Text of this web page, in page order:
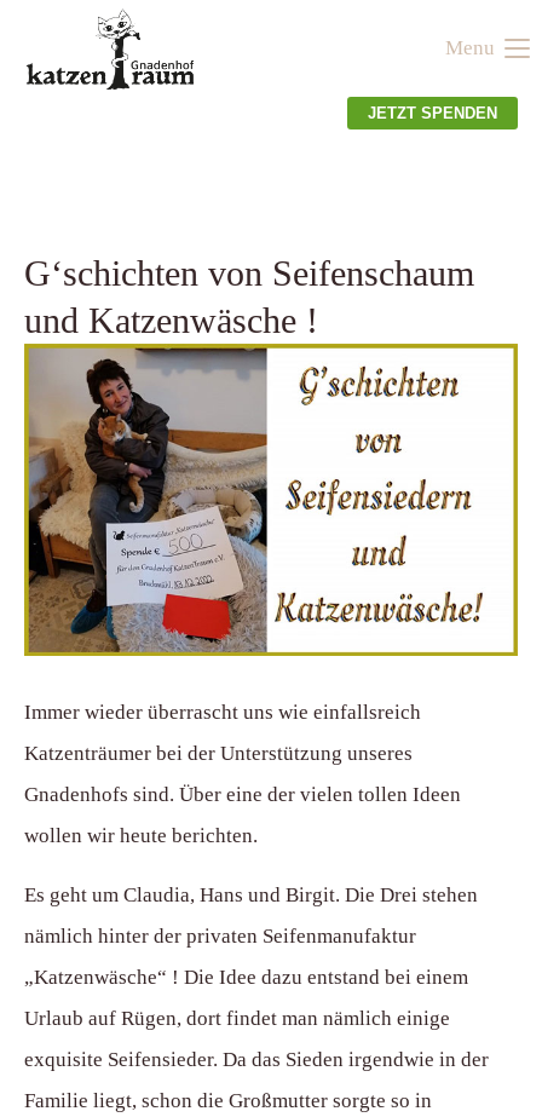
Der Eintrag "offcanvas-col1" existiert leider nicht.
Der Eintrag "offcanvas-col4" existiert leider nicht.
Menu
JETZT SPENDEN
G‘schichten von Seifenschaum
und Katzenwäsche !
Immer wieder überrascht uns wie einfallsreich
Katzenträumer bei der Unterstützung unseres
Gnadenhofs sind. Über eine der vielen tollen Ideen
wollen wir heute berichten.
Es geht um Claudia, Hans und Birgit. Die Drei stehen
nämlich hinter der privaten Seifenmanufaktur
„Katzenwäsche“ ! Die Idee dazu entstand bei einem
Urlaub auf Rügen, dort findet man nämlich einige
exquisite Seifensieder. Da das Sieden irgendwie in der
Familie liegt, schon die Großmutter sorgte so in